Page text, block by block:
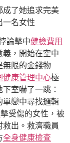
成了她追求完美
一名女性
論擊中健檢費用
，開始在空中
無限的金錢物
健康管理中心極
室嚇了一跳：
單戀中尋找邏輯
擊受傷的女性，被
出。救濟職員
全身健康檢查